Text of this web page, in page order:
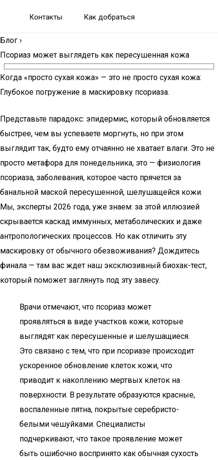
Контакты Как добраться
Блог ›
Псориаз может выглядеть как пересушенная кожа
Когда «просто сухая кожа» — это не просто сухая кожа:
Глубокое погружение в маскировку псориаза.
Представьте парадокс: эпидермис, который обновляется
быстрее, чем вы успеваете моргнуть, но при этом
выглядит так, будто ему отчаянно не хватает влаги. Это не
просто метафора для понедельника, это — физиология
псориаза, заболевания, которое часто прячется за
банальной маской пересушенной, шелушащейся кожи.
Мы, эксперты 2026 года, уже знаем: за этой иллюзией
скрывается каскад иммунных, метаболических и даже
антропологических процессов. Но как отличить эту
маскировку от обычного обезвоживания? Дождитесь
финала — там вас ждет наш эксклюзивный биохак-тест,
который поможет заглянуть под эту завесу.
Врачи отмечают, что псориаз может
проявляться в виде участков кожи, которые
выглядят как пересушенные и шелушащиеся.
Это связано с тем, что при псориазе происходит
ускоренное обновление клеток кожи, что
приводит к накоплению мертвых клеток на
поверхности. В результате образуются красные,
воспаленные пятна, покрытые серебристо-
белыми чешуйками. Специалисты
подчеркивают, что такое проявление может
быть ошибочно воспринято как обычная сухость